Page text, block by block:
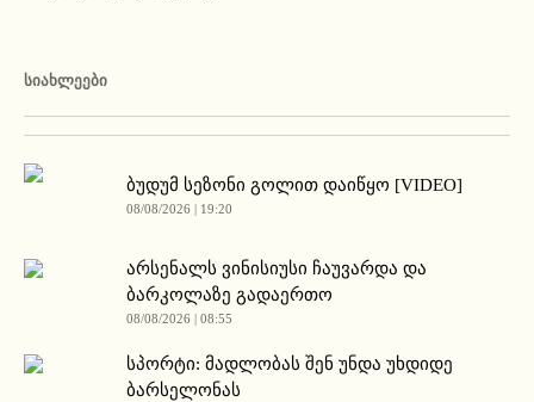
ᲡᲘᲐᲮᲚᲔᲔᲑᲘ
ბუდუმ სეზონი გოლით დაიწყო [VIDEO]
08/08/2026 | 19:20
არსენალს ვინისიუსი ჩაუვარდა და
ბარკოლაზე გადაერთო
08/08/2026 | 08:55
სპორტი: მადლობას შენ უნდა უხდიდე
ბარსელონას